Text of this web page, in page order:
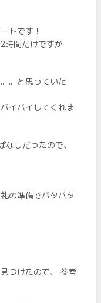
トです！
時間だけですが
。と思っていた
イバイしてくれま
しだったので、
の準備でバタバタ
つけたので、 参考